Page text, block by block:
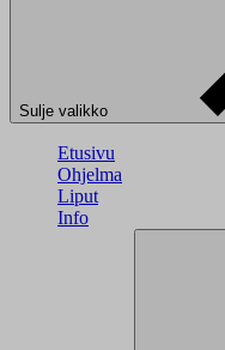
Sulje valikko
Etusivu
Ohjelma
Liput
Info